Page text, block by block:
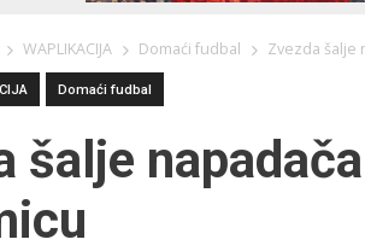
WAPLIKACIJA Domaći fudbal Zvezda šalje
Domaći fudbal
šalje